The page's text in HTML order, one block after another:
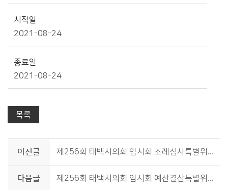
시작일
2021-08-24
종료일
2021-08-24
목록
이전글 제256회 태백시의회 임시회 조례심사특별위원회
다음글 제256회 태백시의회 임시회 예산결산특별위원회